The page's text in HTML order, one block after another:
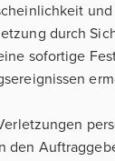
durch
sofortige
den